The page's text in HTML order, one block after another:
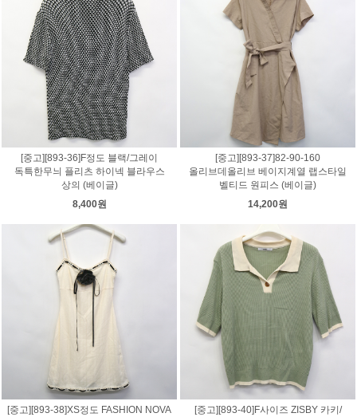
[중고][893-36]F정도 블랙/그레이
독특한무늬 플리츠 하이넥 블라우스
상의 (베이글)
8,400원
[중고][893-37]82-90-160
올리브데올리브 베이지계열 랩스타일
벨티드 원피스 (베이글)
14,200원
[중고][893-38]XS정도 FASHION NOVA [중고][893-40]F사이즈 ZISBY 카키/